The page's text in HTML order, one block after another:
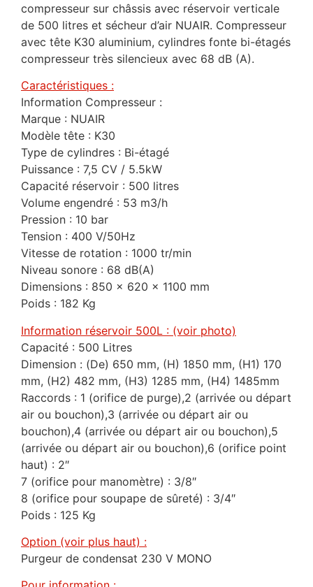
compresseur sur châssis avec réservoir verticale
de 500 litres et sécheur d’air NUAIR. Compresseur
avec tête K30 aluminium, cylindres fonte bi-étagés
compresseur très silencieux avec 68 dB (A).
Caractéristiques :
Information Compresseur :
Marque : NUAIR
Modèle tête : K30
Type de cylindres : Bi-étagé
Puissance : 7,5 CV / 5.5kW
Capacité réservoir : 500 litres
Volume engendré : 53 m3/h
Pression : 10 bar
Tension : 400 V/50Hz
Vitesse de rotation : 1000 tr/min
Niveau sonore : 68 dB(A)
Dimensions : 850 x 620 x 1100 mm
Poids : 182 Kg
Information réservoir 500L : (voir photo)
Capacité : 500 Litres
Dimension : (De) 650 mm, (H) 1850 mm, (H1) 170
mm, (H2) 482 mm, (H3) 1285 mm, (H4) 1485mm
Raccords : 1 (orifice de purge),2 (arrivée ou départ
air ou bouchon),3 (arrivée ou départ air ou
bouchon),4 (arrivée ou départ air ou bouchon),5
(arrivée ou départ air ou bouchon),6 (orifice point
haut) : 2″
7 (orifice pour manomètre) : 3/8″
8 (orifice pour soupape de sûreté) : 3/4″
Poids : 125 Kg
Option (voir plus haut) :
Purgeur de condensat 230 V MONO